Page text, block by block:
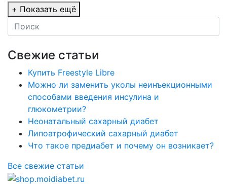
+ Показать ещё
Свежие статьи
Купить Freestyle Libre
Можно ли заменить уколы неинъекционными
способами введения инсулина и
глюкометрии?
Неонатальный сахарный диабет
Липоатрофический сахарный диабет
Что такое предиабет и почему он возникает?
Все свежие статьи